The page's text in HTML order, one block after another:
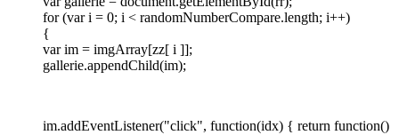
for (var i = 0; i < randomNumberCompare.length; i++)
{
var im = imgArray[zz[ i ]];
gallerie.appendChild(im);
im.addEventListener("click", function(idx) { return function()